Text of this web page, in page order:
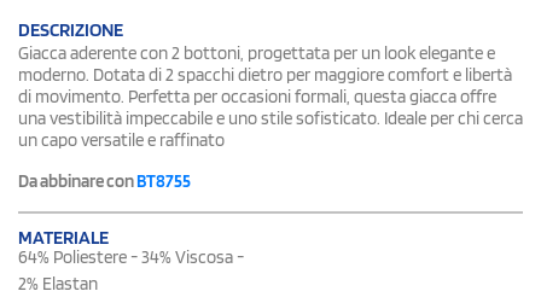
DESCRIZIONE
Giacca aderente con 2 bottoni, progettata per un look elegante e
moderno. Dotata di 2 spacchi dietro per maggiore comfort e libertà
di movimento. Perfetta per occasioni formali, questa giacca offre
una vestibilità impeccabile e uno stile sofisticato. Ideale per chi cerca
un capo versatile e raffinato
Da abbinare conBT8755
MATERIALE
64% Poliestere - 34% Viscosa -
2% Elastan